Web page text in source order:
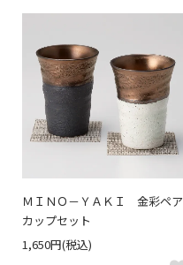
ＭＩＮＯ－ＹＡＫＩ 金彩ペア
カップセット
1,650円(税込)